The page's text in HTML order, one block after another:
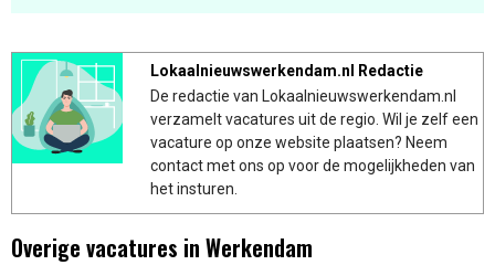
Lokaalnieuwswerkendam.nl Redactie
De redactie van Lokaalnieuwswerkendam.nl
verzamelt vacatures uit de regio. Wil je zelf een
vacature op onze website plaatsen? Neem
contact met ons op voor de mogelijkheden van
het insturen.
Overige vacatures in Werkendam